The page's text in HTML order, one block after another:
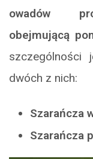
owadów
obejmującą
szczególności
dwóch z nich:
Szarańcza
Szarańcza